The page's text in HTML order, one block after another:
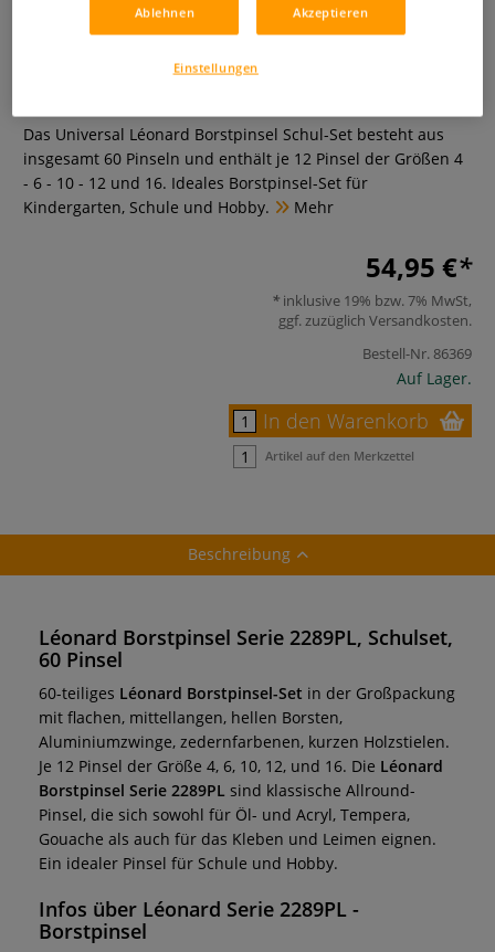
Léonard Borstpinsel Serie 2289PL,
Schulset
Das Universal Léonard Borstpinsel Schul-Set besteht aus
insgesamt 60 Pinseln und enthält je 12 Pinsel der Größen 4
- 6 - 10 - 12 und 16. Ideales Borstpinsel-Set für
Kindergarten, Schule und Hobby.
Mehr
54,95 €
inklusive 19% bzw. 7% MwSt,
ggf. zuzüglich Versandkosten.
Bestell-Nr. 86369
Auf Lager.
In den Warenkorb
Artikel auf den Merkzettel
Beschreibung
Léonard Borstpinsel Serie 2289PL, Schulset,
60 Pinsel
60-teiliges Léonard Borstpinsel-Set in der Großpackung
mit flachen, mittellangen, hellen Borsten,
Aluminiumzwinge, zedernfarbenen, kurzen Holzstielen.
Je 12 Pinsel der Größe 4, 6, 10, 12, und 16. Die Léonard
Borstpinsel Serie 2289PL sind klassische Allround-
Pinsel, die sich sowohl für Öl- und Acryl, Tempera,
Gouache als auch für das Kleben und Leimen eignen.
Ein idealer Pinsel für Schule und Hobby.
Infos über Léonard Serie 2289PL -
Borstpinsel
Ablehnen Akzeptieren
Einstellungen